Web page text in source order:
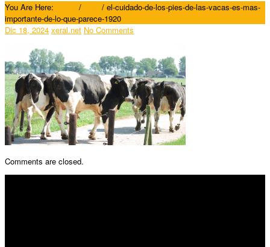
You Are Here: / / el-cuidado-de-los-pies-de-las-vacas-es-mas-
importante-de-lo-que-parece-1920
Dic 18, 2024 xeral.net No Comments
Comments are closed.